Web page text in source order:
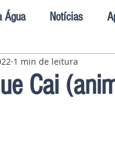
Água Notícias
Cai
1 min de leitura